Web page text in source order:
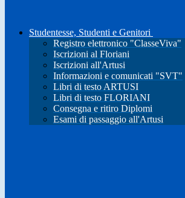
Studentesse, Studenti e Genitori
Registro elettronico "ClasseViva"
Iscrizioni al Floriani
Iscrizioni all'Artusi
Informazioni e comunicati "SVT"
Libri di testo ARTUSI
Libri di testo FLORIANI
Consegna e ritiro Diplomi
Esami di passaggio all'Artusi